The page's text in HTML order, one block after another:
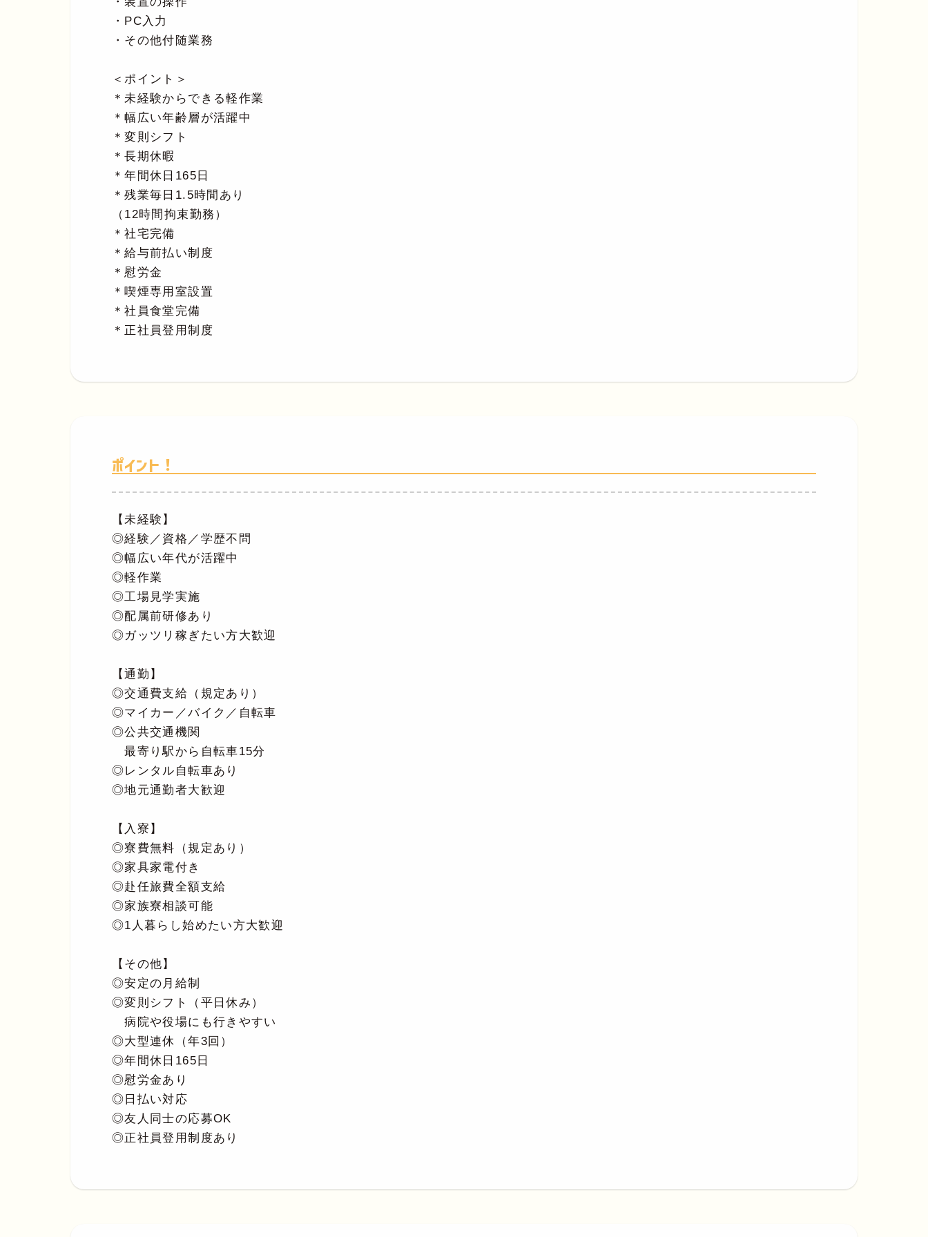
・PC入力
・その他付随業務
＜ポイント＞
＊未経験からできる軽作業
＊幅広い年齢層が活躍中
＊変則シフト
＊長期休暇
＊年間休日165日
＊残業毎日1.5時間あり
（12時間拘束勤務）
＊社宅完備
＊給与前払い制度
＊慰労金
＊喫煙専用室設置
＊社員食堂完備
＊正社員登用制度
ポイント！
【未経験】
◎経験／資格／学歴不問
◎幅広い年代が活躍中
◎軽作業
◎工場見学実施
◎配属前研修あり
◎ガッツリ稼ぎたい方大歓迎
【通勤】
◎交通費支給（規定あり）
◎マイカー／バイク／自転車
◎公共交通機関
最寄り駅から自転車15分
◎レンタル自転車あり
◎地元通勤者大歓迎
【入寮】
◎寮費無料（規定あり）
◎家具家電付き
◎赴任旅費全額支給
◎家族寮相談可能
◎1人暮らし始めたい方大歓迎
【その他】
◎安定の月給制
◎変則シフト（平日休み）
病院や役場にも行きやすい
◎大型連休（年3回）
◎年間休日165日
◎慰労金あり
◎日払い対応
◎友人同士の応募OK
◎正社員登用制度あり